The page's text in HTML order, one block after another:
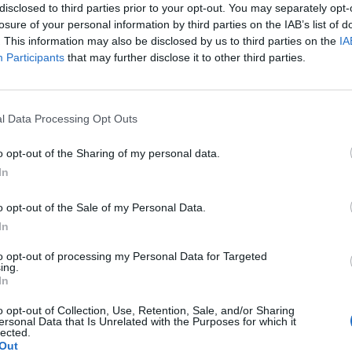
to third parties prior to your opt-out. You may separately
of your personal information by third parties on the IAB’s list of
This information may also be disclosed by us to third parties on the
Participants that may further disclose it to other third parties.
Data Processing Opt Outs
opt-out of the Sharing of my personal data.
opt-out of the Sale of my Personal Data.
opt-out of processing my Personal Data for Targeted
opt-out of Collection, Use, Retention, Sale, and/or Sharing
Data that Is Unrelated with the Purposes for which it
è stata preceduta dalla protesta dei
in molti hanno abbandonato l'Aula di
proprio nel momento in cui ha preso
noi in Aula ma la Lega. Non doveva
stelle. Sulla stessa lunghezza d'onda un
"È la Lega che deve fare chiarezza,
Rudy Giuliani a Come States?
americana